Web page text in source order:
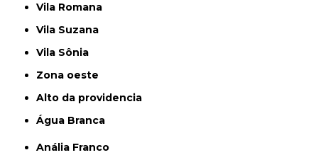
Vila Romana
Vila Suzana
Vila Sônia
Zona oeste
alto da providencia
Água Branca
Anália Franco